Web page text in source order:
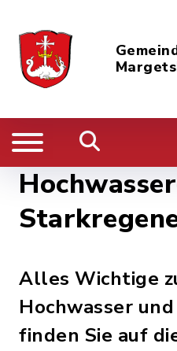
Alles Wichtige
Hochwasser
finden Sie auf